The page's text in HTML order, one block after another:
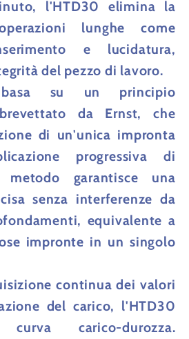
l'HTD30 elimina la
lunghe come
e lucidatura,
del pezzo di lavoro.
su un principio
da Ernst, che
di un'unica impronta
progressiva di
metodo garantisce una
senza interferenze da
equivalente a
impronte in un singolo
continua dei valori
del carico, l'HTD30
carico-durozza.